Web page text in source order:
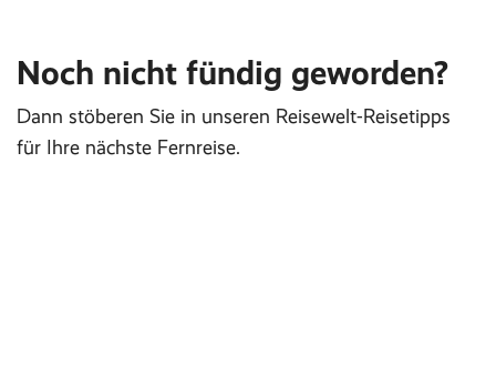
Noch nicht fündig geworden?
Dann stöberen Sie in unseren Reisewelt-Reisetipps
für Ihre nächste Fernreise.